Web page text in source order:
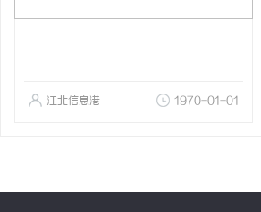
江北信息港 1970-01-01